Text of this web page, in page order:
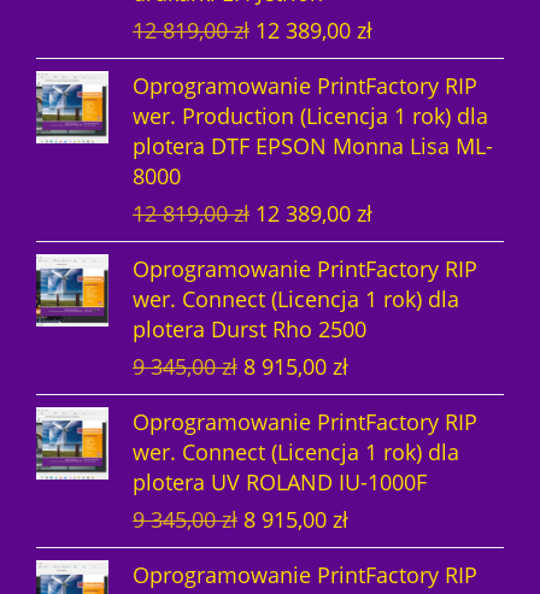
e
n
a
w
y
o
i
:
1
5
2
9
6
,
n
a
w
y
n
i
:
6
6
,
o
t
n
a
c
n
a
w
y
n
o
i
ł
:
1
l
n
a
c
e
a
w
y
n
i
:
1
6
12 819,00zł P
i
e
r
w
t
n
a
c
e
n
a
w
y
n
o
12 389,00 złA
k
t
u
a
n
a
c
e
w
y
n
o
i
Oprogramowanie PrintFactory RIP
wer. Production (Licencja 1 rok) dla
plotera DTF EPSON Monna Lisa ML-
8000
12 819,00zł P
i
e
r
w
o
t
n
a
c
e
n
a
12 389,00 złA
k
t
u
n
a
c
e
a
w
Oprogramowanie PrintFactory RIP
wer. Connect (Licencja 1 rok) dla
plotera Durst Rho 2500
9 345,00zł P
i
e
r
w
o
t
n
8 915,00 złA
k
t
u
a
l
n
a
Oprogramowanie PrintFactory RIP
wer. Connect (Licencja 1 rok) dla
plotera UV ROLAND IU-1000F
9 345,00zł P
i
e
8 915,00 złA
k
t
Oprogramowanie PrintFactory RIP